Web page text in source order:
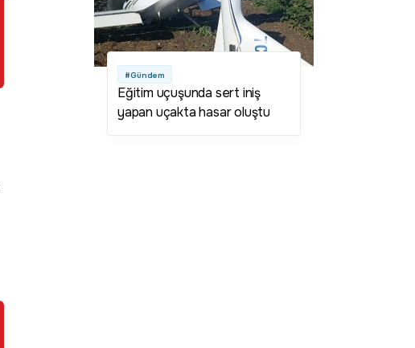
#Gündem
Eğitim uçuşunda sert iniş
yapan uçakta hasar oluştu